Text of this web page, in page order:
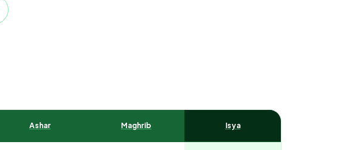
Ashar Maghrib Isya